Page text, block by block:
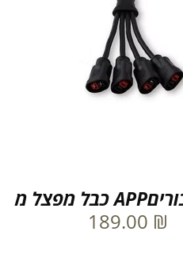
189.00 ₪